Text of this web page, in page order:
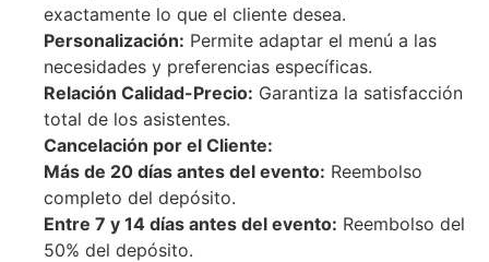
exactamente lo que el cliente desea.
Personalización: Permite adaptar el menú a las
necesidades y preferencias específicas.
Relación Calidad-Precio: Garantiza la satisfacción
total de los asistentes.
Cancelación por el Cliente:
Más de 20 días antes del evento: Reembolso
completo del depósito.
Entre 7 y 14 días antes del evento: Reembolso del
50% del depósito.